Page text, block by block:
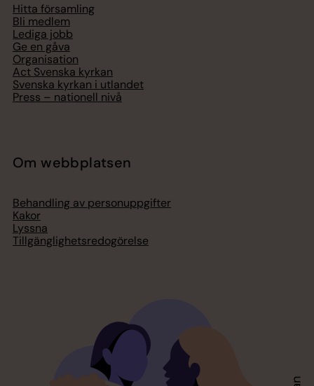
Hitta församling
Bli medlem
Lediga jobb
Ge en gåva
Organisation
Act Svenska kyrkan
Svenska kyrkan i utlandet
Press – nationell nivå
Om webbplatsen
Behandling av personuppgifter
Kakor
Lyssna
Tillgänglighetsredogörelse